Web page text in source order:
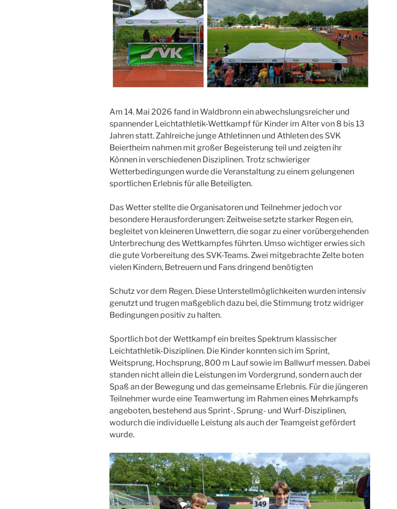
Am 14. Mai 2026 fand in Waldbronn ein abwechslungsreicher und
spannender Leichtathletik-Wettkampf für Kinder im Alter von 8 bis 13
Jahren statt. Zahlreiche junge Athletinnen und Athleten des SVK
Beiertheim nahmen mit großer Begeisterung teil und zeigten ihr
Können in verschiedenen Disziplinen. Trotz schwieriger
Wetterbedingungen wurde die Veranstaltung zu einem gelungenen
sportlichen Erlebnis für alle Beteiligten.
Das Wetter stellte die Organisatoren und Teilnehmer jedoch vor
besondere Herausforderungen: Zeitweise setzte starker Regen ein,
begleitet von kleineren Unwettern, die sogar zu einer vorübergehenden
Unterbrechung des Wettkampfes führten. Umso wichtiger erwies sich
die gute Vorbereitung des SVK-Teams. Zwei mitgebrachte Zelte boten
vielen Kindern, Betreuern und Fans dringend benötigten
Schutz vor dem Regen. Diese Unterstellmöglichkeiten wurden intensiv
genutzt und trugen maßgeblich dazu bei, die Stimmung trotz widriger
Bedingungen positiv zu halten.
Sportlich bot der Wettkampf ein breites Spektrum klassischer
Leichtathletik-Disziplinen. Die Kinder konnten sich im Sprint,
Weitsprung, Hochsprung, 800 m Lauf sowie im Ballwurf messen. Dabei
standen nicht allein die Leistungen im Vordergrund, sondern auch der
Spaß an der Bewegung und das gemeinsame Erlebnis. Für die jüngeren
Teilnehmer wurde eine Teamwertung im Rahmen eines Mehrkampfs
angeboten, bestehend aus Sprint-, Sprung- und Wurf-Disziplinen,
wodurch die individuelle Leistung als auch der Teamgeist gefördert
wurde.